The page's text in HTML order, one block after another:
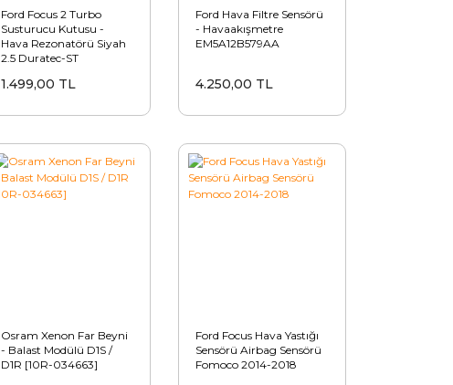
Ford Focus 2 Turbo
Susturucu Kutusu -
Hava Rezonatörü Siyah
2.5 Duratec-ST
1.499,00 TL
Ford Hava Filtre Sensörü
- Havaakışmetre
EM5A12B579AA
4.250,00 TL
Osram Xenon Far Beyni
- Balast Modülü D1S /
D1R [10R-034663]
Ford Focus Hava Yastığı
Sensörü Airbag Sensörü
Fomoco 2014-2018